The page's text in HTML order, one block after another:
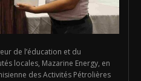
de l’éducation et du
locales, Mazarine Energy, en
des Activités Pétrolières